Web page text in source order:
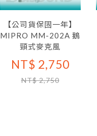
【公司貨保固一年】
MIPRO MM-202A 鵝
頸式麥克風
NT$ 2,750
NT$ 2,750